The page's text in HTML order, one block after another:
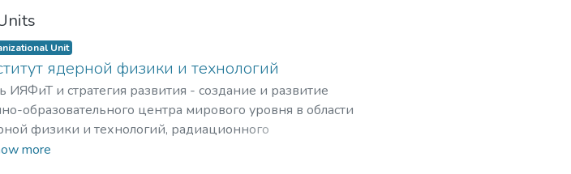
Unit
ядерной физики и технологий
ИЯФиТ и стратегия развития - создание и развитие
образовательного центра мирового уровня в области
физики и технологий, радиационного
физики элементарных частиц,
more